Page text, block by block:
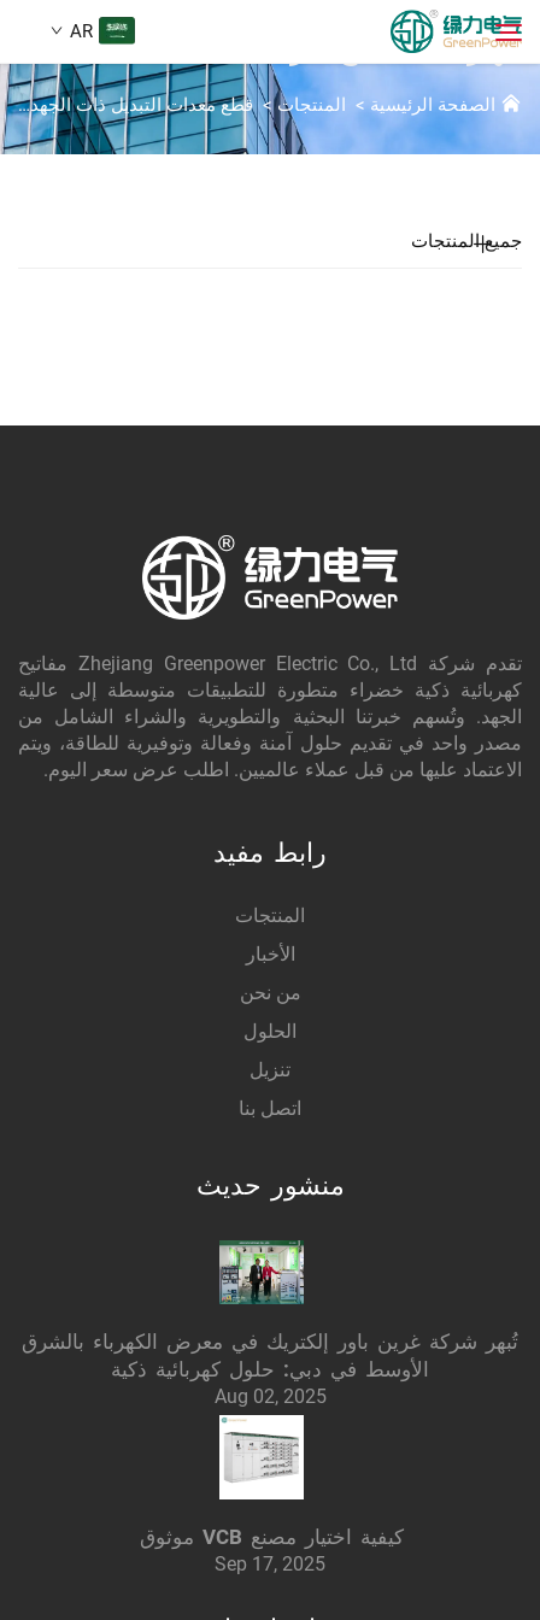
AR
المنتجات
جهاز قفل مفتاح الأرضية
الصفحة الرئيسية> المنتجات> قطع معدات التبديل ذات الجهد العالي
جميع المنتجات
تقدم شركة Zhejiang Greenpower Electric Co., Ltd مفاتيح
كهربائية ذكية خضراء متطورة للتطبيقات متوسطة إلى عالية
الجهد. وتُسهم خبرتنا البحثية والتطويرية والشراء الشامل من
مصدر واحد في تقديم حلول آمنة وفعالة وتوفيرية للطاقة، ويتم
الاعتماد عليها من قبل عملاء عالميين. اطلب عرض سعر اليوم.
رابط مفيد
المنتجات
الأخبار
من نحن
الحلول
تنزيل
اتصل بنا
منشور حديث
تُبهر شركة غرين باور إلكتريك في معرض الكهرباء بالشرق
الأوسط في دبي: حلول كهربائية ذكية
Aug 02, 2025
كيفية اختيار مصنع VCB موثوق
Sep 17, 2025